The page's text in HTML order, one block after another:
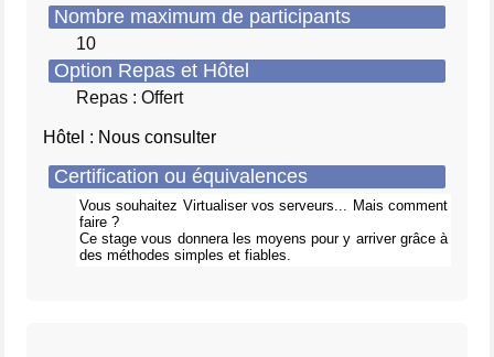
Nombre maximum de participants
10
Option Repas et Hôtel
Repas : Offert
Hôtel : Nous consulter
Certification ou équivalences
Vous souhaitez Virtualiser vos serveurs... Mais comment
faire ?
Ce stage vous donnera les moyens pour y arriver grâce à
des méthodes simples et fiables.